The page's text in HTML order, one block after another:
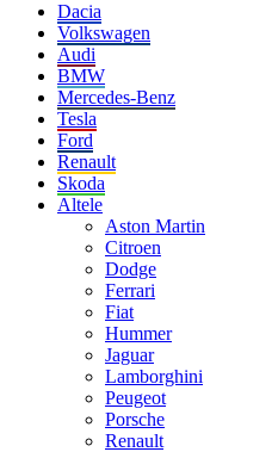
Dacia
Volkswagen
Audi
BMW
Mercedes-Benz
Tesla
Ford
Renault
Skoda
Altele
Aston Martin
Citroen
Dodge
Ferrari
Fiat
Hummer
Jaguar
Lamborghini
Peugeot
Porsche
Renault